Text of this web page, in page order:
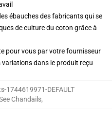
ébauches des fabricants qui se
de culture du coton grâce à
pour vous par votre fournisseur
variations dans le produit reçu
1744619971-DEFAULT
Chandails,